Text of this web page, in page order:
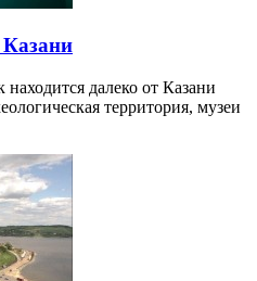
Казани
далеко от Казани
территория, музеи